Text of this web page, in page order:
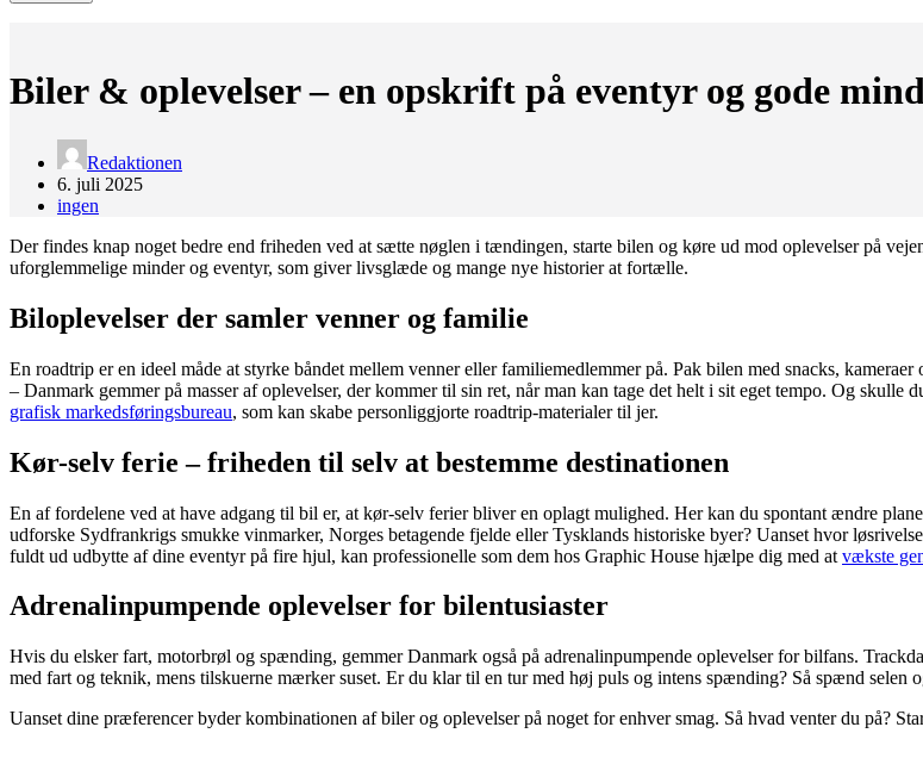
Biler & oplevelser – en opskrift på eventyr og gode
Redaktionen
6. juli 2025
ingen
Der findes knap noget bedre end friheden ved at sætte nøglen i tændingen, starte bilen og køre ud mod oplevelser på
uforglemmelige minder og eventyr, som giver livsglæde og mange nye historier at fortælle.
Biloplevelser der samler venner og familie
En roadtrip er en ideel måde at styrke båndet mellem venner eller familiemedlemmer på. Pak bilen med snacks,
– Danmark gemmer på masser af oplevelser, der kommer til sin ret, når man kan tage det helt i sit eget tempo. Og
grafisk markedsføringsbureau, som kan skabe personliggjorte roadtrip-materialer til jer.
Kør-selv ferie – friheden til selv at bestemme destinationen
En af fordelene ved at have adgang til bil er, at kør-selv ferier bliver en oplagt mulighed. Her kan du spontant ændre
udforske Sydfrankrigs smukke vinmarker, Norges betagende fjelde eller Tysklands historiske byer? Uanset hvor
fuldt ud udbytte af dine eventyr på fire hjul, kan professionelle som dem hos Graphic House hjælpe dig med at vækste
Adrenalinpumpende oplevelser for bilentusiaster
Hvis du elsker fart, motorbrøl og spænding, gemmer Danmark også på adrenalinpumpende oplevelser for bilfans.
med fart og teknik, mens tilskuerne mærker suset. Er du klar til en tur med høj puls og intens spænding? Så spænd selen
Uanset dine præferencer byder kombinationen af biler og oplevelser på noget for enhver smag. Så hvad venter du på?